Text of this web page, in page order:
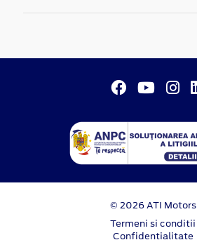
© 2026 ATI Motors
Termeni si conditii
Confidentialitate